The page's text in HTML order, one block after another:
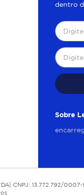
dentro
Sobre
CNPJ: 13.772.792/0007-